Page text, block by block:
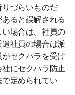
づらいものだ
ると誤解される
場合は、社員の
社員の場合は派
セクハラを受け
にセクハラ防止
定められてい